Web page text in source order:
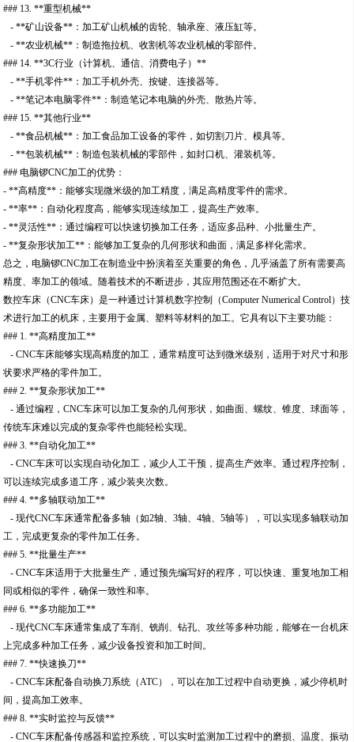
### 13. **重型机械**
- **矿山设备**：加工矿山机械的齿轮、轴承座、液压缸等。
- **农业机械**：制造拖拉机、收割机等农业机械的零部件。
### 14. **3C行业（计算机、通信、消费电子）**
- **手机零件**：加工手机外壳、按键、连接器等。
- **笔记本电脑零件**：制造笔记本电脑的外壳、散热片等。
### 15. **其他行业**
- **食品机械**：加工食品加工设备的零件，如切割刀片、模具等。
- **包装机械**：制造包装机械的零部件，如封口机、灌装机等。
### 电脑锣CNC加工的优势：
- **高精度**：能够实现微米级的加工精度，满足高精度零件的需求。
- **率**：自动化程度高，能够实现连续加工，提高生产效率。
- **灵活性**：通过编程可以快速切换加工任务，适应多品种、小批量生产。
- **复杂形状加工**：能够加工复杂的几何形状和曲面，满足多样化需求。
总之，电脑锣CNC加工在制造业中扮演着至关重要的角色，几乎涵盖了所有需要高
精度、率加工的领域。随着技术的不断进步，其应用范围还在不断扩大。
数控车床（CNC车床）是一种通过计算机数字控制（Computer Numerical Control）技
术进行加工的机床，主要用于金属、塑料等材料的加工。它具有以下主要功能：
### 1. **高精度加工**
- CNC车床能够实现高精度的加工，通常精度可达到微米级别，适用于对尺寸和形
状要求严格的零件加工。
### 2. **复杂形状加工**
- 通过编程，CNC车床可以加工复杂的几何形状，如曲面、螺纹、锥度、球面等，
传统车床难以完成的复杂零件也能轻松实现。
### 3. **自动化加工**
- CNC车床可以实现自动化加工，减少人工干预，提高生产效率。通过程序控制，
可以连续完成多道工序，减少装夹次数。
### 4. **多轴联动加工**
- 现代CNC车床通常配备多轴（如2轴、3轴、4轴、5轴等），可以实现多轴联动加
工，完成更复杂的零件加工任务。
### 5. **批量生产**
- CNC车床适用于大批量生产，通过预先编写好的程序，可以快速、重复地加工相
同或相似的零件，确保一致性和率。
### 6. **多功能加工**
- 现代CNC车床通常集成了车削、铣削、钻孔、攻丝等多种功能，能够在一台机床
上完成多种加工任务，减少设备投资和加工时间。
### 7. **快速换刀**
- CNC车床配备自动换刀系统（ATC），可以在加工过程中自动更换，减少停机时
间，提高加工效率。
### 8. **实时监控与反馈**
- CNC车床配备传感器和监控系统，可以实时监测加工过程中的磨损、温度、振动